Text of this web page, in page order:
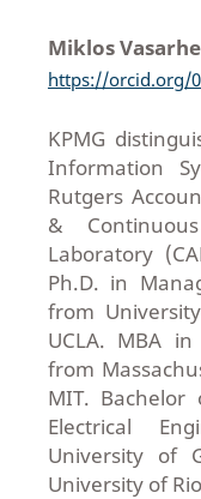
Miklos
https://orcid.org/
KPMG
Information
Rutgers
&
Laboratory
Ph.D. in
from
UCLA. MBA
from
MIT. Bachelor
Electrical
University of
University of